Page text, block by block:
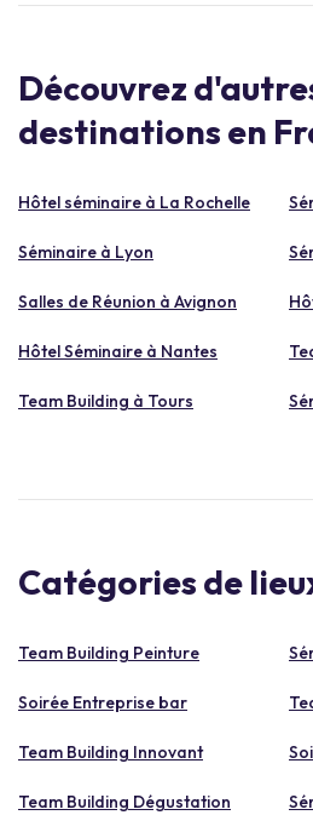
Découvrez
destinations en
Hôtel séminaire à La Rochelle
Séminaire à Lyon
Salles de Réunion à Avignon
Hôtel Séminaire à Nantes
Team Building à Tours
Catégories de
Team Building Peinture
Soirée Entreprise bar
Team Building Innovant
Team Building Dégustation